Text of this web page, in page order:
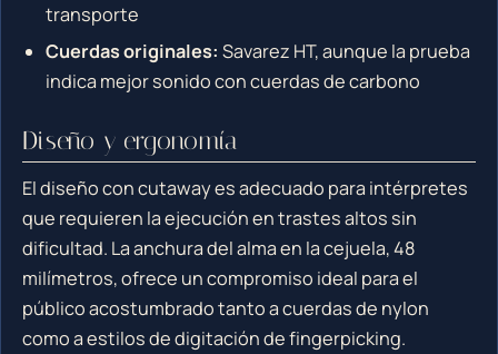
transporte
Cuerdas originales: Savarez HT, aunque la prueba
indica mejor sonido con cuerdas de carbono
Diseño y ergonomía
El diseño con cutaway es adecuado para intérpretes
que requieren la ejecución en trastes altos sin
dificultad. La anchura del alma en la cejuela, 48
milímetros, ofrece un compromiso ideal para el
público acostumbrado tanto a cuerdas de nylon
como a estilos de digitación de fingerpicking.